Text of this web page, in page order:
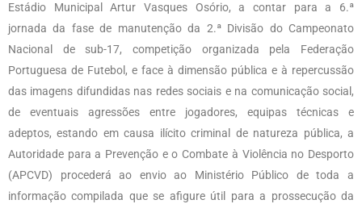
Estádio Municipal Artur Vasques Osório, a contar para a 6.ª
jornada da fase de manutenção da 2.ª Divisão do Campeonato
Nacional de sub-17, competição organizada pela Federação
Portuguesa de Futebol, e face à dimensão pública e à repercussão
das imagens difundidas nas redes sociais e na comunicação social,
de eventuais agressões entre jogadores, equipas técnicas e
adeptos, estando em causa ilícito criminal de natureza pública, a
Autoridade para a Prevenção e o Combate à Violência no Desporto
(APCVD) procederá ao envio ao Ministério Público de toda a
informação compilada que se afigure útil para a prossecução da